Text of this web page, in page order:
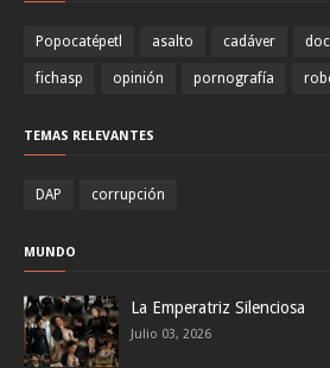
Popocatépetl asalto cadáver
fichasp opinión pornografía
TEMAS RELEVANTES
DAP corrupción
MUNDO
La Emperatriz Silenciosa
Julio 03, 2026